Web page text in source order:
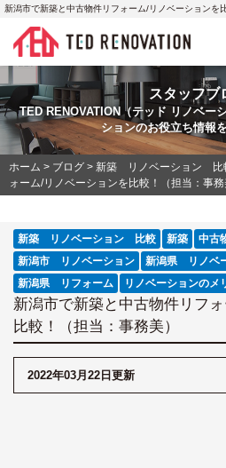
新潟市で新築と中古物件リフォーム/リノベーション
スタッフブ
TED RENOVATION（テッド リノベー
ションのお役立ち情報
ホーム > ブログ > 新築 リノベーション 比
ォーム/リノベーションを比較！（担当：事務
新築 リノベーション 比較 新築
中古
新潟市 リノベーション
新潟県 リノベ
新潟県 リフォーム
リノベーションのメ
新潟市で新築と中古物件リフ
比較！（担当：事務美）
2022年03月22日更新